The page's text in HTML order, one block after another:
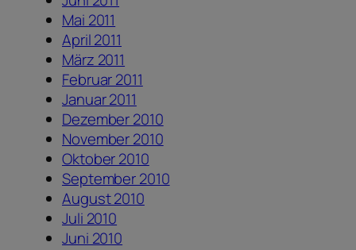
Mai 2011
April 2011
März 2011
Februar 2011
Januar 2011
Dezember 2010
November 2010
Oktober 2010
September 2010
August 2010
Juli 2010
Juni 2010